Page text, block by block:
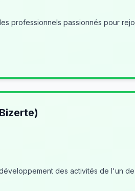
des activités de l'un